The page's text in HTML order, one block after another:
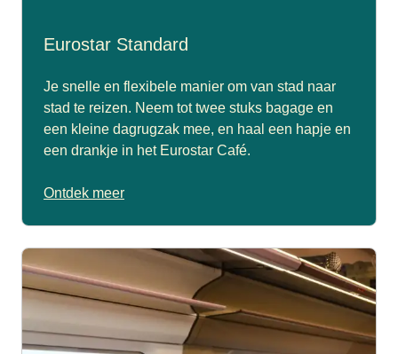
Eurostar Standard
Je snelle en flexibele manier om van stad naar
stad te reizen. Neem tot twee stuks bagage en
een kleine dagrugzak mee, en haal een hapje en
een drankje in het Eurostar Café.
Ontdek meer